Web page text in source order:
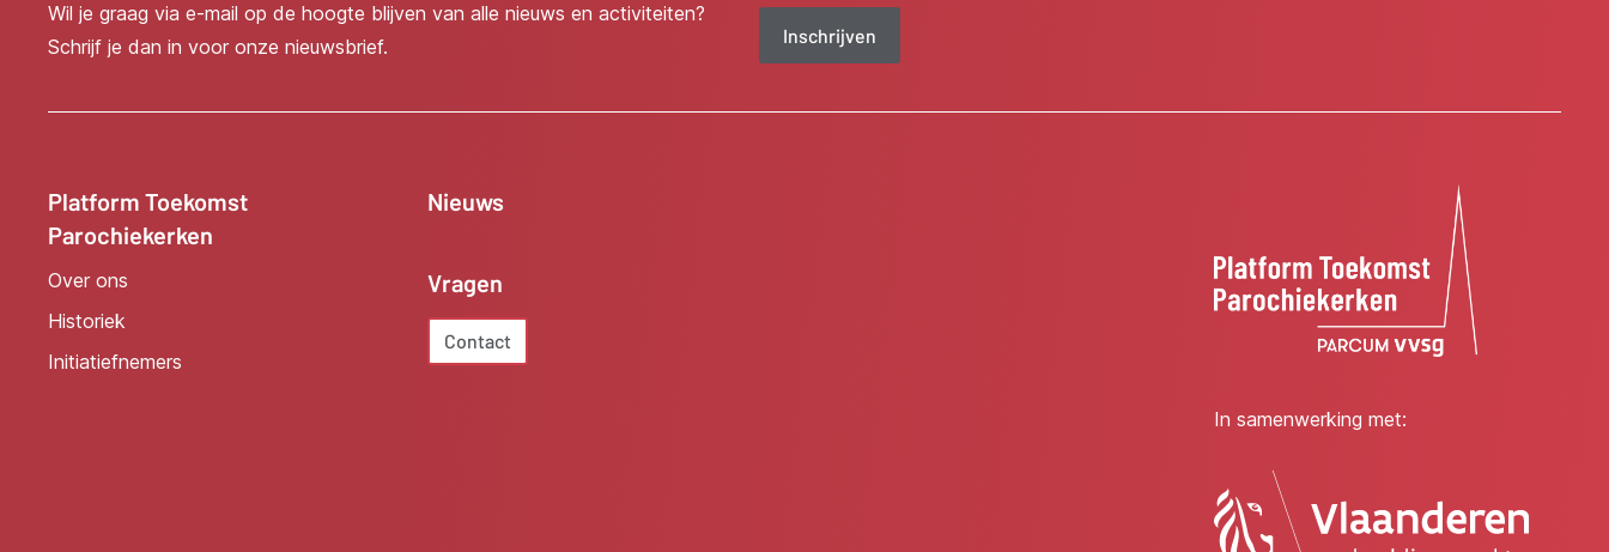
Wil je graag via e-mail op de hoogte blijven van alle nieuws en activiteiten?
Schrijf je dan in voor onze nieuwsbrief.
Inschrijven
In samenwerking met:
Platform Toekomst
Parochiekerken
Over ons
Historiek
Initiatiefnemers
Nieuws
Vragen
Contact